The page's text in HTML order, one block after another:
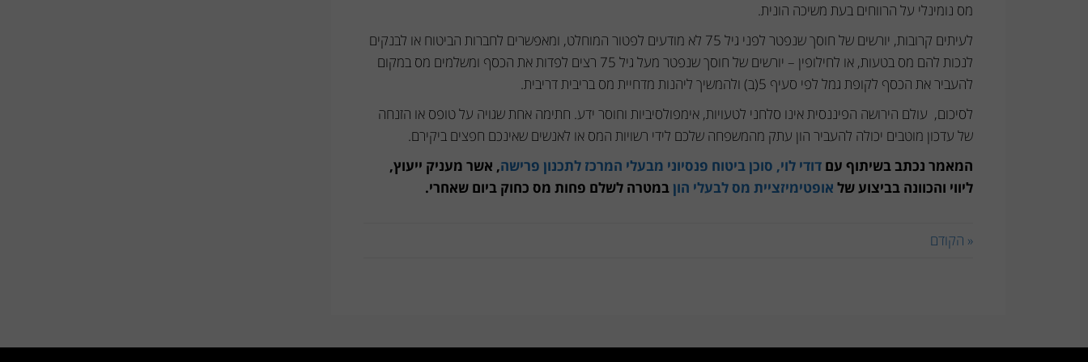
מס נומינלי על הרווחים בעת משיכה הונית.
לעיתים קרובות, יורשים של חוסך שנפטר לפני גיל 75 לא מודעים לפטור המוחלט, ומאפשרים לחברות הביטוח או לבנקים
לנכות להם מס בטעות, או לחילופין – יורשים של חוסך שנפטר מעל גיל 75 רצים לפדות את הכסף ומשלמים מס במקום
להעביר את הכסף לקופת גמל לפי סעיף 5(ב) ולהמשיך ליהנות מדחיית מס בריבית דריבית.
לסיכום, עולם הירושה הפיננסית אינו סלחני לטעויות, אימפולסיביות וחוסר ידע. חתימה אחת שגויה על טופס או הזנחה
של עדכון מוטבים יכולה להעביר הון עתק מהמשפחה שלכם לידי רשויות המס או לאנשים שאינכם חפצים ביקירם.
המאמר נכתב בשיתוף עם דודי לוי, סוכן ביטוח פנסיוני מבעלי המרכז לתכנון פרישה, אשר מעניק ייעוץ,
ליווי והכוונה בביצוע של אופטימיזציית מס לבעלי הון במטרה לשלם פחות מס כחוק ביום שאחרי.
« הקודם